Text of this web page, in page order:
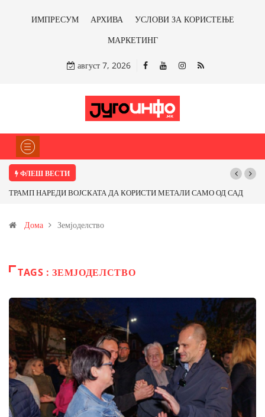
ИМПРЕСУМ АРХИВА
УСЛОВИ ЗА КОРИСТЕЊЕ
МАРКЕТИНГ
август 7, 2026
ФЛЕШ ВЕСТИ
Почнува реконструкцијата на улицата „5-ти Ноември“ во Струмица
Дома Земјоделство
TAGS : ЗЕМЈОДЕЛСТВО